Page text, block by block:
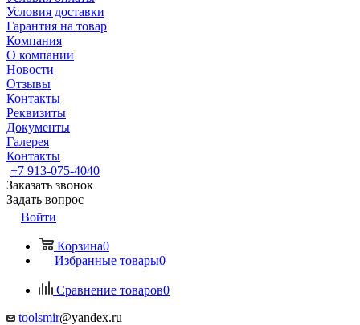
Условия доставки
Гарантия на товар
Компания
О компании
Новости
Отзывы
Контакты
Реквизиты
Документы
Галерея
Контакты
+7 913-075-4040
Заказать звонок
Задать вопрос
Войти
Корзина0
Избранные товары0
Сравнение товаров0
toolsmir@yandex.ru